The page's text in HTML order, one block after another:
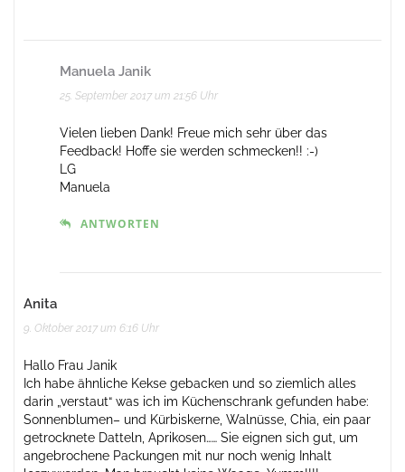
Manuela Janik
25. September 2017 um 21:56 Uhr
Vielen lieben Dank! Freue mich sehr über das
Feedback! Hoffe sie werden schmecken!! :-)
LG
Manuela
ANTWORTEN
Anita
9. Oktober 2017 um 6:16 Uhr
Hallo Frau Janik
Ich habe ähnliche Kekse gebacken und so ziemlich alles
darin „verstaut“ was ich im Küchenschrank gefunden habe:
Sonnenblumen– und Kürbiskerne, Walnüsse, Chia, ein paar
getrocknete Datteln, Aprikosen…… Sie eignen sich gut, um
angebrochene Packungen mit nur noch wenig Inhalt